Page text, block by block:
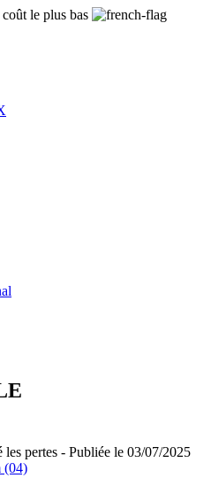
le plus bas
pertes - Publiée le 03/07/2025
(04)